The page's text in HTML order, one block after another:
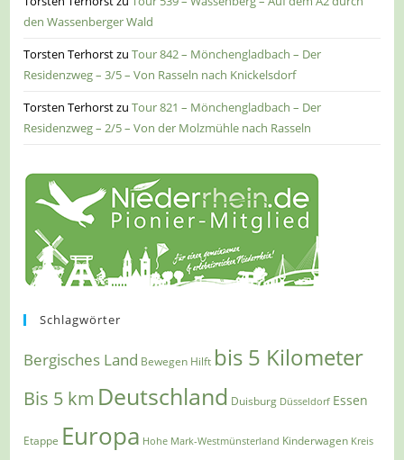
den Wassenberger Wald
Torsten TerhorstzuTour 842 – Mönchengladbach – Der
Residenzweg – 3/5 – Von Rasseln nach Knickelsdorf
Torsten TerhorstzuTour 821 – Mönchengladbach – Der
Residenzweg – 2/5 – Von der Molzmühle nach Rasseln
Schlagwörter
Bergisches Land Bewegen Hilft bis 5 Kilometer
Bis 5 km Deutschland Duisburg Düsseldorf Essen
Etappe Europa Hohe Mark-Westmünsterland Kinderwagen Kreis